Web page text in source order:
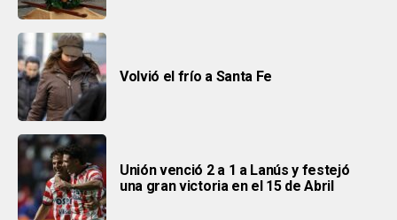
Volvió el frío a Santa Fe
Unión venció 2 a 1 a Lanús y festejó
una gran victoria en el 15 de Abril